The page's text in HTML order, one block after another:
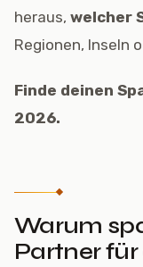
heraus, welcher
Regionen, Inseln
Finde deinen
2026.
Warum
Partner